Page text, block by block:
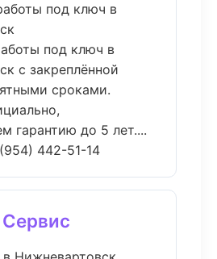
под ключ в
под ключ в
с закреплённой
сроками.
гарантию до 5 лет....
442-51-14